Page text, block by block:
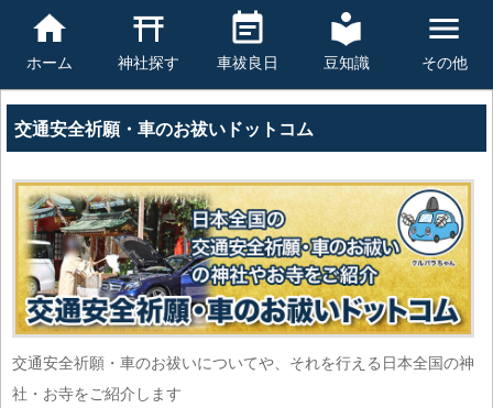
ホーム 神社探す 車祓良日 豆知識 その他
交通安全祈願・車のお祓いドットコム
交通安全祈願・車のお祓いについてや、それを行える日本全国の神
社・お寺をご紹介します